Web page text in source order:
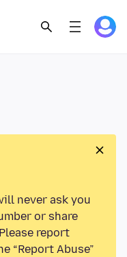
never ask you
or share
report
“Report Abuse”